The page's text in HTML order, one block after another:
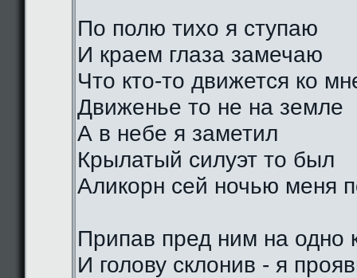
По полю тихо я ступаю
И краем глаза замечаю
Что кто-то движется ко
Движенье то не на земле
А в небе я заметил
Крылатый силуэт то был
Аликорн сей ночью меня
Припав пред ним на одно
И голову склонив - я